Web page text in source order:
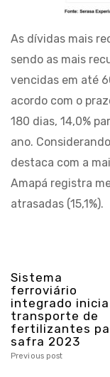
As dívidas mais
sendo as mais
vencidas em até
acordo com o
180 dias, 14,0%
ano.
destaca com a
Amapá registra
atrasadas (15,1%).
Sistema
ferroviário
integrado inicia
transporte de
fertilizantes
safra 2023
Previous post